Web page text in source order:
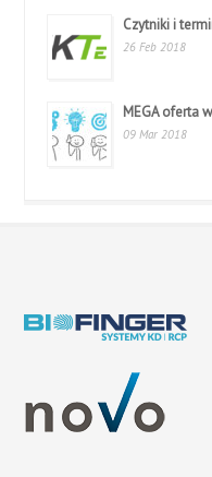
Czytniki i
26 Feb 2018
MEGA oferta
09 Mar 2018